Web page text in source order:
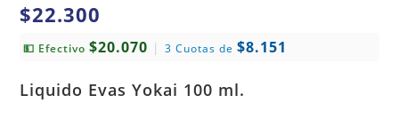
$22.300
💵 Efectivo$20.070 | 3 Cuotas de$8.151
Liquido Evas Yokai 100 ml.